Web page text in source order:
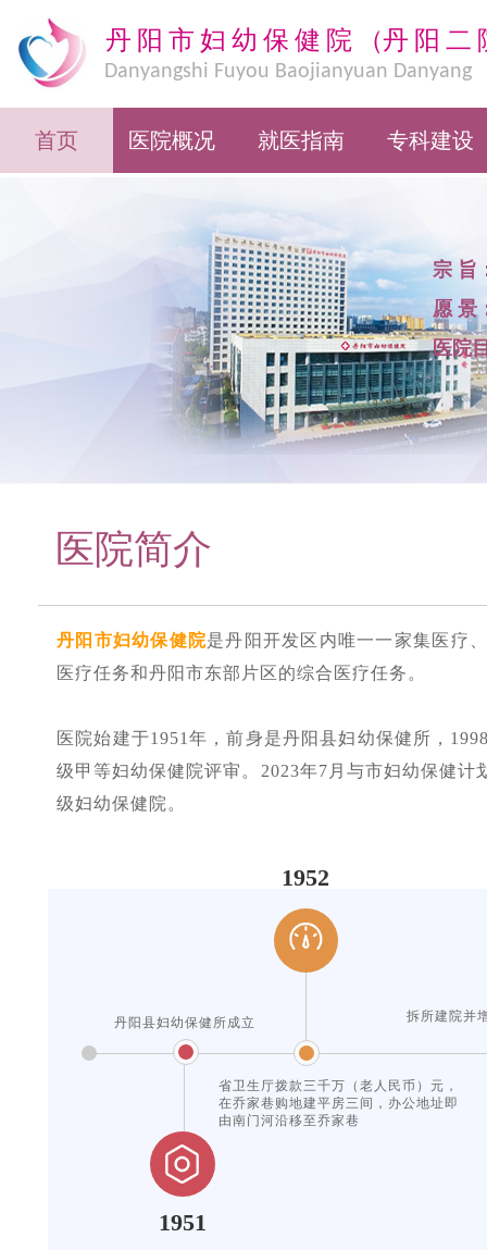
首页 医院概况 就医指南 专科建设
丹阳市妇幼保健院 （丹阳二
宗 旨
愿 景
医院
Danyangshi Fuyou Baojianyuan Danyang
Eryuan
医院简介
丹阳市妇幼保健院是丹阳开发区内唯一一家集医疗
医疗任务和丹阳市东部片区的综合医疗任务。
医院始建于1951年，前身是丹阳县妇幼保健所，
级甲等妇幼保健院评审。2023年7月与市妇幼保健
级妇幼保健院。
丹阳县妇幼保健所成立
1951
省卫生厅拨款三千万（老人民币）元，
在乔家巷购地建平房三间，办公地址即
由南门河沿移至乔家巷
1952
拆所建院并